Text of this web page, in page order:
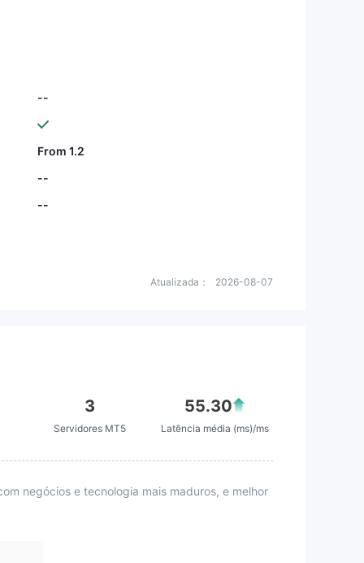
--
From 1.2
--
--
Atualizada： 2026-08-07
3
Servidores MT5
55.30
Latência média (ms)/ms
negócios e tecnologia mais maduros, e melhor